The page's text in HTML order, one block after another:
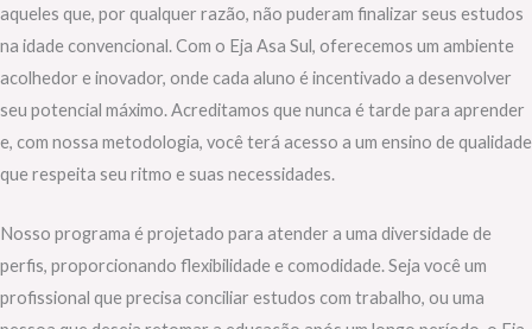
aqueles que, por qualquer razão, não puderam finalizar seus estudos
na idade convencional. Com o Eja Asa Sul, oferecemos um ambiente
acolhedor e inovador, onde cada aluno é incentivado a desenvolver
seu potencial máximo. Acreditamos que nunca é tarde para aprender
e, com nossa metodologia, você terá acesso a um ensino de qualidade
que respeita seu ritmo e suas necessidades.
Nosso programa é projetado para atender a uma diversidade de
perfis, proporcionando flexibilidade e comodidade. Seja você um
profissional que precisa conciliar estudos com trabalho, ou uma